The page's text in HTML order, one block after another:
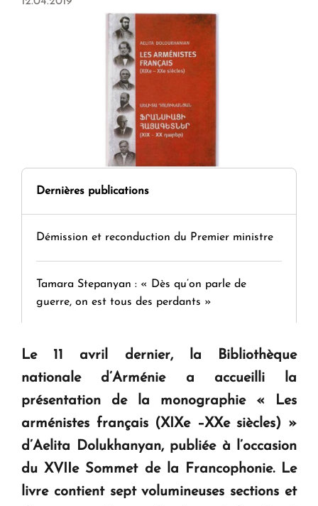
Dernières publications
Démission et reconduction du Premier ministre
Tamara Stepanyan : « Dès qu’on parle de
guerre, on est tous des perdants »
" Tant qu'il n'existe pas d'alternative concrète, la
KASA : 30 ans d'audace, de résilience et d'avenir
en Arménie
Le premier hôtel Hyatt Regency d'Arménie
ouvrira ses portes à Dilijan
Le 11 avril dernier, la Bibliothèque
nationale d’Arménie a accueilli la
présentation de la monographie « Les
arménistes français (XIXe –XXe siècles) »
d’Aelita Dolukhanyan, publiée à l’occasion
du XVIIe Sommet de la Francophonie. Le
livre contient sept volumineuses sections et